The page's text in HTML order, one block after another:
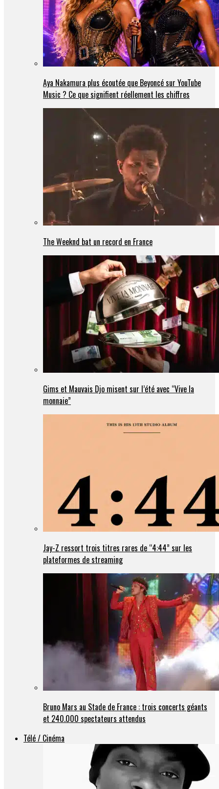
Aya Nakamura plus écoutée que Beyoncé sur YouTube
Music ? Ce que signifient réellement les chiffres
The Weeknd bat un record en France
Gims et Mauvais Djo misent sur l’été avec “Vive la
monnaie”
Jay-Z ressort trois titres rares de “4:44” sur les
plateformes de streaming
Bruno Mars au Stade de France : trois concerts géants
et 240.000 spectateurs attendus
Télé / Cinéma